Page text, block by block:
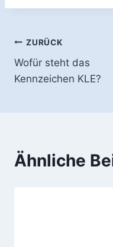
ZURÜCK
Wofür steht das
Kennzeichen KLE?
Ähnliche